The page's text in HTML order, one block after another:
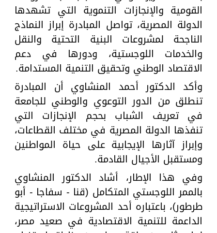
القومية والإنجازات التنموية التي تشهدها
الدولة المصرية، تواصل المبادرة إبراز النماذج
الناجحة لمشروعات البنية التحتية والنقل
والخدمات اللوجستية، ودورها في دعم
الاقتصاد الوطني وتحقيق التنمية المستدامة.
وأكد الدكتور أحمد المنشاوي أن المبادرة
تنطلق من الدور التوعوي والوطني للجامعة
في تعريف الشباب بحجم الإنجازات التي
تنفذها الدولة المصرية في مختلف القطاعات،
وإبراز آثارها الإيجابية على حياة المواطنين
ومستقبل الأجيال القادمة.
وفي هذا الإطار، أشاد الدكتور المنشاوي
بالممر اللوجستي المتكامل (قنا - سفاجا - أبو
طرطور)، باعتباره أحد المشروعات الاستراتيجية
الداعمة للتنمية الاقتصادية في صعيد مصر،